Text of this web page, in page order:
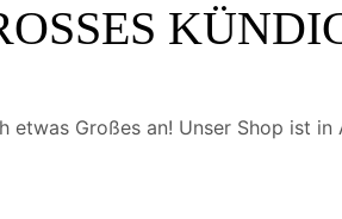
etwas Großes an! Unser Shop ist